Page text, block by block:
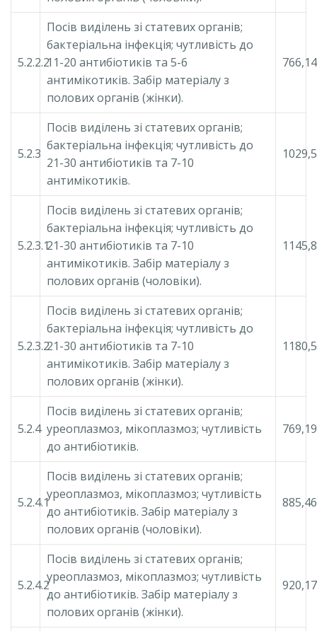
5.2.2.2
Посів виділень зі статевих органів;
бактеріальна інфекція; чутливість до
11-20 антибіотиків та 5-6
антимікотиків. Забір матеріалу з
полових органів (жінки).
766,14
5.2.3
Посів виділень зі статевих органів;
бактеріальна інфекція; чутливість до
21-30 антибіотиків та 7-10
антимікотиків.
5.2.3.1
Посів виділень зі статевих органів;
бактеріальна інфекція; чутливість до
21-30 антибіотиків та 7-10
антимікотиків. Забір матеріалу з
полових органів (чоловіки).
5.2.3.2
Посів виділень зі статевих органів;
бактеріальна інфекція; чутливість до
21-30 антибіотиків та 7-10
антимікотиків. Забір матеріалу з
полових органів (жінки).
5.2.4
Посів виділень зі статевих органів;
уреоплазмоз, мікоплазмоз; чутливість
до антибіотиків.
769,19
5.2.4.1
Посів виділень зі статевих органів;
уреоплазмоз, мікоплазмоз; чутливість
до антибіотиків. Забір матеріалу з
полових органів (чоловіки).
885,46
5.2.4.2
Посів виділень зі статевих органів;
уреоплазмоз, мікоплазмоз; чутливість
до антибіотиків. Забір матеріалу з
полових органів (жінки).
920,17